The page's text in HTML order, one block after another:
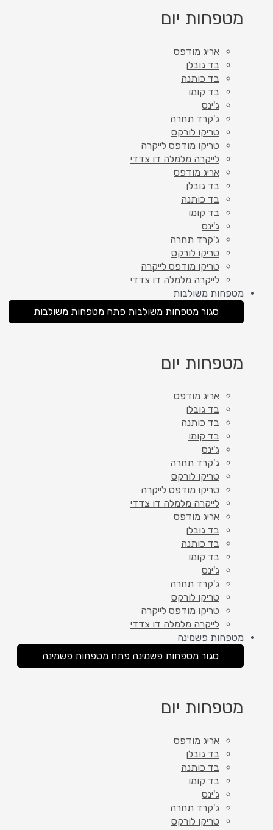
מטפחות יום
אריג מודפס
בד גובלן
בד כותנה
בד קומו
ג'ינס
ג'קרד תחרה
טריקו לורקס
טריקו מודפס לייקרה
לייקרה מלמלה דו צדדי
אריג מודפס
בד גובלן
בד כותנה
בד קומו
ג'ינס
ג'קרד תחרה
טריקו לורקס
טריקו מודפס לייקרה
לייקרה מלמלה דו צדדי
מטפחות משולבות
סגור מטפחות משולבות פתח מטפחות משולבות
מטפחות יום
אריג מודפס
בד גובלן
בד כותנה
בד קומו
ג'ינס
ג'קרד תחרה
טריקו לורקס
טריקו מודפס לייקרה
לייקרה מלמלה דו צדדי
אריג מודפס
בד גובלן
בד כותנה
בד קומו
ג'ינס
ג'קרד תחרה
טריקו לורקס
טריקו מודפס לייקרה
לייקרה מלמלה דו צדדי
מטפחות פשמינה
סגור מטפחות פשמינה פתח מטפחות פשמינה
מטפחות יום
אריג מודפס
בד גובלן
בד כותנה
בד קומו
ג'ינס
ג'קרד תחרה
טריקו לורקס